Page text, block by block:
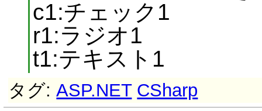
c1:チェック1
r1:ラジオ1
t1:テキスト1
タグ:ASP.NET CSharp